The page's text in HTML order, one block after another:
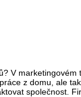
V marketingovém
z domu, ale
společnost.